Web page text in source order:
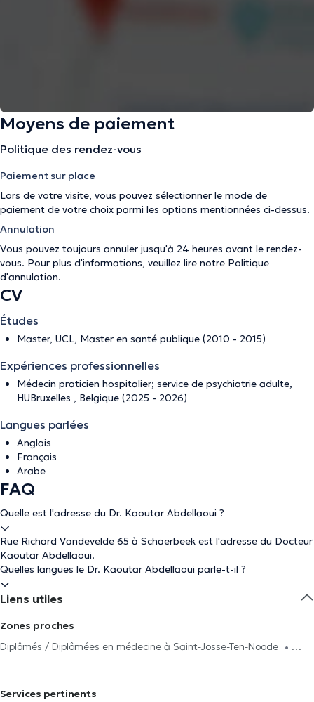
Moyens de paiement
Politique des rendez-vous
Paiement sur place
Lors de votre visite, vous pouvez sélectionner le mode de
paiement de votre choix parmi les options mentionnées ci-dessus.
Annulation
Vous pouvez toujours annuler jusqu'à 24 heures avant le rendez-
vous. Pour plus d'informations, veuillez lire notre Politique
d'annulation.
CV
Études
Master, UCL, Master en santé publique (2010 - 2015)
Expériences professionnelles
Médecin praticien hospitalier; service de psychiatrie adulte,
HUBruxelles , Belgique (2025 - 2026)
Langues parlées
Anglais
Français
Arabe
FAQ
Quelle est l'adresse du Dr. Kaoutar Abdellaoui ?
Rue Richard Vandevelde 65 à Schaerbeek est l'adresse du Docteur
Kaoutar Abdellaoui.
Quelles langues le Dr. Kaoutar Abdellaoui parle-t-il ?
Liens utiles
Zones proches
Diplômés / Diplômées en médecine à Saint-Josse-Ten-Noode
Services pertinents